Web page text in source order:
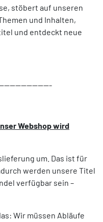
stöbert auf unseren
und Inhalten,
und entdeckt neue
Webshop wird
um. Das ist für
werden unsere Titel
verfügbar sein –
Wir müssen Abläufe